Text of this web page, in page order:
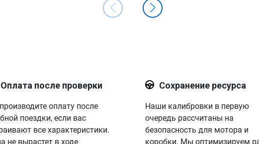
Оплата после проверки
оплату после
поездки, если вас
все характеристики.
не вырастет в ходе
Сохранение ресурса
Наши калибровки в первую
очередь рассчитаны на
безопасность для мотора и
коробки. Мы оптимизируем